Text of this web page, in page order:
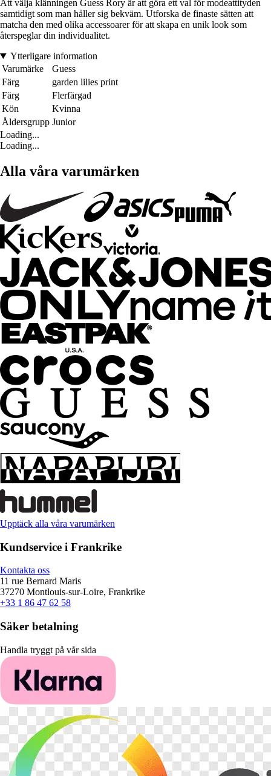
Att välja klänningen Guess Rory är att göra ett val för modeattityden
samtidigt som man håller sig bekväm. Utforska de finaste sätten att
matcha den med olika accessoarer för att skapa en unik look som
återspeglar din individualitet.
Ytterligare information
Varumärke
Guess
Färg
garden lilies print
Färg
Flerfärgad
Kön
Kvinna
Åldersgrupp Junior
Loading...
Loading...
Alla våra varumärken
Upptäck alla våra varumärken
Kundservice i Frankrike
Kontakta oss
11 rue Bernard Maris
37270 Montlouis-sur-Loire, Frankrike
+33 1 86 47 62 58
Säker betalning
Handla tryggt på vår sida